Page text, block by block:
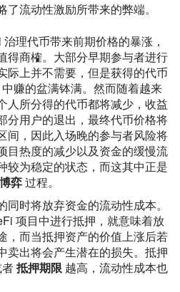
流动性激励所带来的弊端。
理代币带来前期价格的暴涨，
得商榷。大部分早期参与者进行
际上并不需要，但是获得的代币
中赚的盆满钵满。然而随着越来
人所分得的代币都将减少，收益
分用户的退出，最终代币价格将
间，因此入场晚的参与者风险将
目热度的减少以及资金的缓慢流
较为稳定的状态，而这其中正是
弈过程。
时将放弃资金的流动性成本。
项目中进行抵押，就意味着放
，而当抵押资产的价值上涨后若
卖出将会产生潜在的损失。抵押
抵押期限 越高，流动性成本也